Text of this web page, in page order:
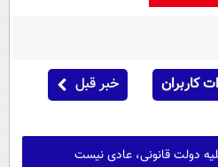
کاربران خبر قبل
دولت قانونی، عادی نیست